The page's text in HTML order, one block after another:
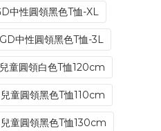
中性圓領黑色T恤-XL
GD中性圓領黑色T恤-3L
兒童圓領白色T恤120cm
兒童圓領黑色T恤110cm
兒童圓領黑色T恤130cm